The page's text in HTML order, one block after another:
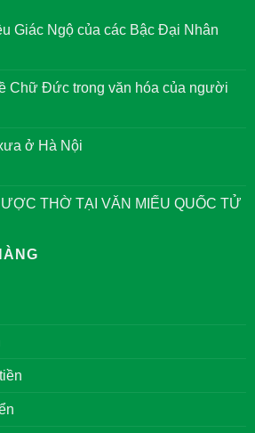
Giác Ngộ của các Bậc Đại Nhân
Chữ Đức trong văn hóa của người
ở Hà Nội
THỜ TẠI VĂN MIẾU QUỐC TỬ